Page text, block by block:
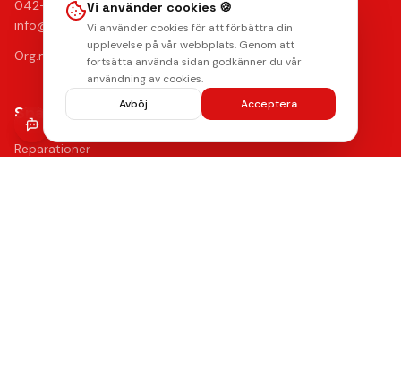
042-24 25 02
info@mobilkliniken.se
Org.nr: 556946-9199
Snabblänkar
Reparationer
Vi använder cookies 🍪
Vi använder cookies för att förbättra din
upplevelse på vår webbplats. Genom att
fortsätta använda sidan godkänner du vår
användning av cookies.
Avböj
Acceptera